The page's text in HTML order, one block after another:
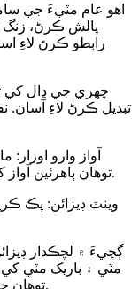
اهو عام مٽيءَ جي
پالش ڪرڻ، زنگ
رابطو ڪرڻ لاءِ
چهري جي ڍال کي
تبديل ڪرڻ لاءِ
آواز وارو
توهان ٻاهرئين آواز کي صاف ٻڌي سگهو ٿا. شور واري حالت ۾ به.
وينٽ ڊيزائن: پڪ
ڳچيءَ ۾ لچڪدار
مٽي ۽ باریک مٽي
توهان جي شي کي مٽي ۽ ريتي کان بچائي سگهي ٿي.